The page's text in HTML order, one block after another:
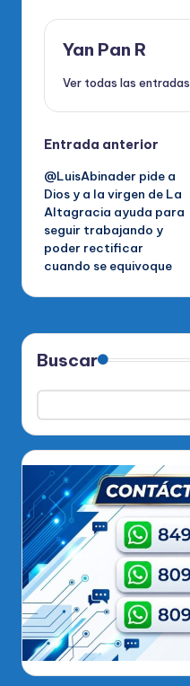
Yan Pan R
Ver todas las entradas
Navegación
de
entradas
Entrada anterior
@LuisAbinader pide a
Dios y a la virgen de La
Altagracia ayuda para
seguir trabajando y
poder rectificar
cuando se equivoque
Buscar